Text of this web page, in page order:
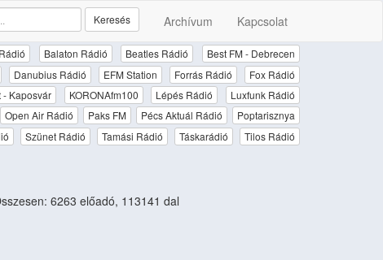
Archívum Kapcsolat
Keresés
Balaton Rádió Beatles Rádió
Best FM - Debrecen
Danubius Rádió EFM Station Forrás Rádió
Fox Rádió
- Kaposvár KORONAfm100 Lépés Rádió
Luxfunk Rádió
Open Air Rádió Paks FM Pécs Aktuál Rádió
Poptarisznya
Szünet Rádió Tamási Rádió Táskarádió
Tilos Rádió
6263 előadó, 113141 dal